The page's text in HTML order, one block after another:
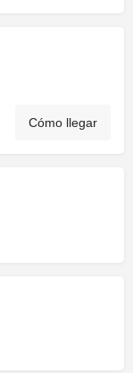
Cómo llegar